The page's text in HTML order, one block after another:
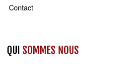
Contact
QUI SOMMES NOUS